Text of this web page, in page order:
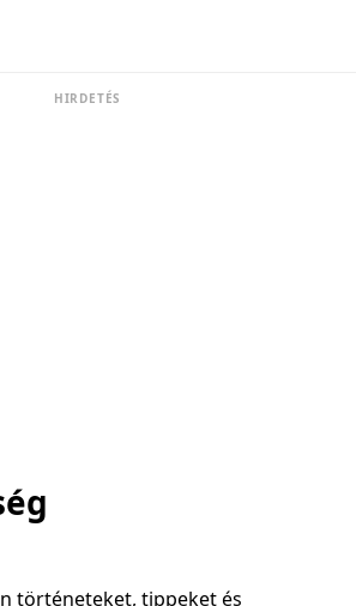
HIRDETÉS
történeteket, tippeket és